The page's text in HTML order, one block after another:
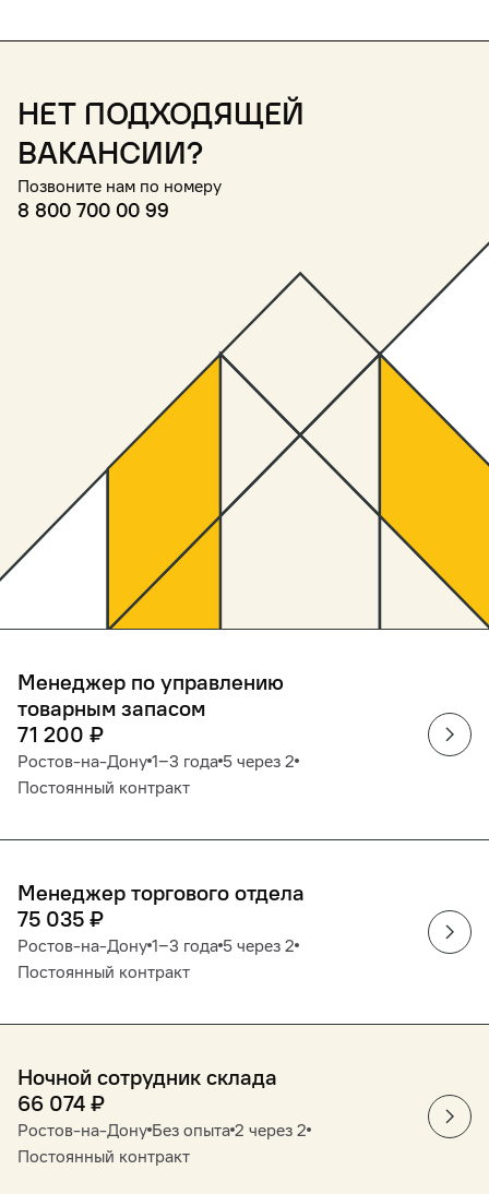
Нет подходящей
вакансии?
Позвоните нам по номеру
8 800 700 00 99
Менеджер по управлению
товарным запасом
71 200 ₽
Ростов-на-Дону 1‒3 года 5 через 2
Постоянный контракт
Менеджер торгового отдела
75 035 ₽
Ростов-на-Дону 1‒3 года 5 через 2
Постоянный контракт
Ночной сотрудник склада
66 074 ₽
Ростов-на-Дону Без опыта 2 через 2
Постоянный контракт